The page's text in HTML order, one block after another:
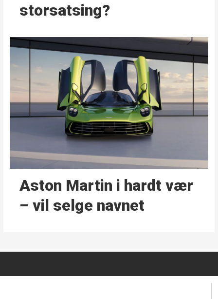
storsatsing?
Aston Martin i hardt vær
– vil selge navnet